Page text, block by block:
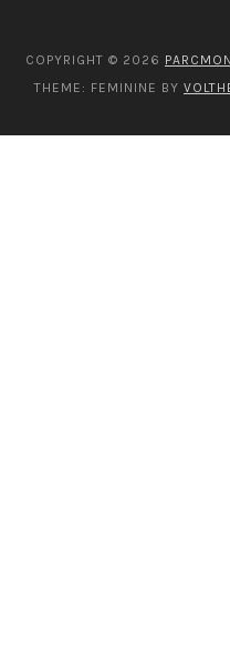
COPYRIGHT © 2026
THEME: FEMININE BY